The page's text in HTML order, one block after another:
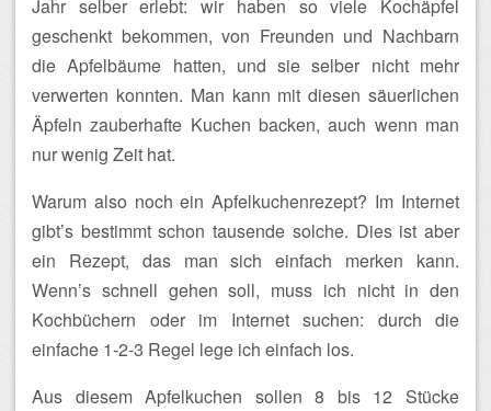
Jahr selber erlebt: wir haben so viele Kochäpfel
geschenkt bekommen, von Freunden und Nachbarn
die Apfelbäume hatten, und sie selber nicht mehr
verwerten konnten. Man kann mit diesen säuerlichen
Äpfeln zauberhafte Kuchen backen, auch wenn man
nur wenig Zeit hat.
Warum also noch ein Apfelkuchenrezept? Im Internet
gibt’s bestimmt schon tausende solche. Dies ist aber
ein Rezept, das man sich einfach merken kann.
Wenn’s schnell gehen soll, muss ich nicht in den
Kochbüchern oder im Internet suchen: durch die
einfache 1-2-3 Regel lege ich einfach los.
Aus diesem Apfelkuchen sollen 8 bis 12 Stücke